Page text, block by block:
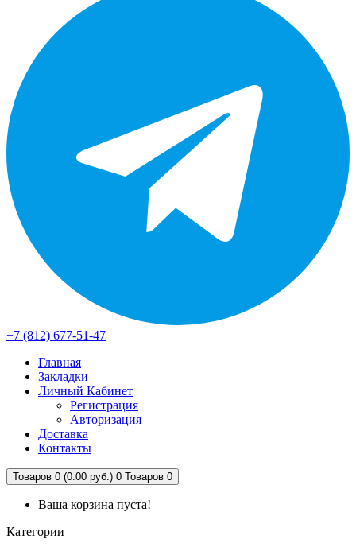
+7 (812) 677-51-47
Главная
Закладки
Личный Кабинет
Регистрация
Авторизация
Доставка
Контакты
Товаров 0 (0.00 руб.) 0 Товаров 0
Ваша корзина пуста!
Категории